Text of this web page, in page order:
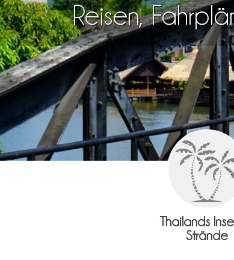
Reisen,
Thailands
Strände